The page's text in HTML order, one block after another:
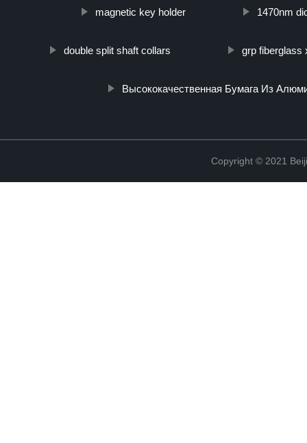
magnetic key holder 1470nm
double split shaft collars grp fiberglass
Высококачественная Бумага Из
Copyright © 2021